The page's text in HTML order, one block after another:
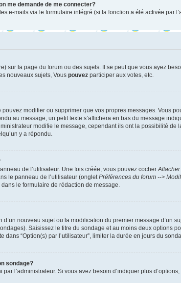
me demande de me connecter?
e-mails via le formulaire intégré (si la fonction a été activée par
sur la page du forum ou des sujets. Il se peut que vous ayez
nouveaux sujets, Vous pouvez participer aux votes, etc.
pouvez modifier ou supprimer que vos propres messages.
au message, un petit texte s’affichera en bas du message
modifie le message, cependant ils ont la possibilité
y a répondu.
de l’utilisateur. Une fois créée, vous pouvez cocher
le panneau de l’utilisateur (onglet Préférences du forum -->
dans le formulaire de rédaction de message.
nouveau sujet ou la modification du premier message d’un
Saisissez le titre du sondage et au moins deux
dans “Option(s) par l’utilisateur”, limiter la durée en jours du
sondage?
l’administrateur. Si vous avez besoin d’indiquer plus d’options,